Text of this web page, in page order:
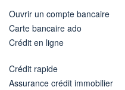
Ouvrir un compte bancaire
Carte bancaire ado
Crédit en ligne
Crédit rapide
Assurance crédit immobilier